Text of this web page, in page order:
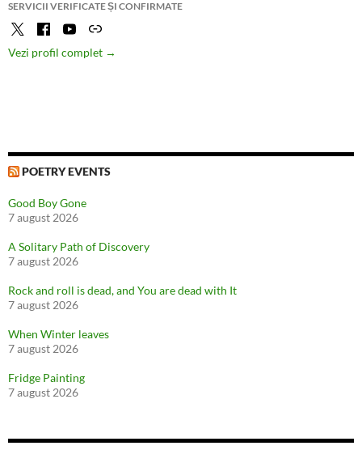
SERVICII VERIFICATE ȘI CONFIRMATE
Vezi profil complet →
POETRY EVENTS
Good Boy Gone
7 august 2026
A Solitary Path of Discovery
7 august 2026
Rock and roll is dead, and You are dead with It
7 august 2026
When Winter leaves
7 august 2026
Fridge Painting
7 august 2026